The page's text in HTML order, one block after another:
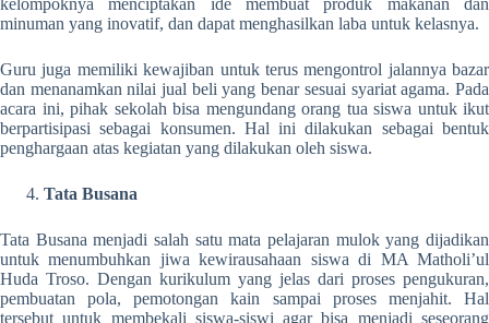
minuman yang inovatif, dan dapat menghasilkan laba untuk kelasnya.
Guru juga memiliki kewajiban untuk terus mengontrol jalannya bazar
dan menanamkan nilai jual beli yang benar sesuai syariat agama. Pada
acara ini, pihak sekolah bisa mengundang orang tua siswa untuk ikut
berpartisipasi sebagai konsumen. Hal ini dilakukan sebagai bentuk
penghargaan atas kegiatan yang dilakukan oleh siswa.
Tata Busana
Tata Busana menjadi salah satu mata pelajaran mulok yang dijadikan
untuk menumbuhkan jiwa kewirausahaan siswa di MA Matholi’ul
Huda Troso. Dengan kurikulum yang jelas dari proses pengukuran,
pembuatan pola, pemotongan kain sampai proses menjahit. Hal
tersebut untuk membekali siswa-siswi agar bisa menjadi seseorang